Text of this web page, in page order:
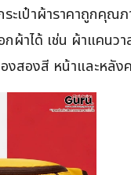
ะเป๋าผ้าราคาถูกคุณ
ผ้าได้ เช่น ผ้าแคนว
งสองสี หน้าและหลัง